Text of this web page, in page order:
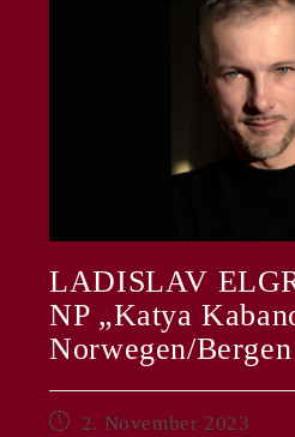
LADISLAV
NP „Katya
Norwegen/Bergen
Beitrag2. November 2023